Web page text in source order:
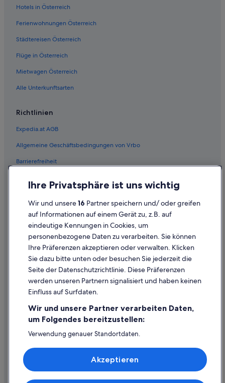
Hotels in Österreich
Ferienwohnungen Österreich
Städtereisen Österreich
Flüge in Österreich
Mietwagen Österreich
Alle Unterkunftsarten
Richtlinien
Expedia.at AGB
Allgemeine Geschäftsbedingungen von Vrbo
Barrierefreiheit
Rechtliche Hinweise/Kontakt
Inhaltsrichtlinien und Melden von Inhalten
Hilfe
Hilfe
Rückerstattungsprozess und Zeitrahmen
Buchen Sie einen Flug mit einer Gutschrift bei der Fluggesellschaft
Internationale Reisedokumente
Ihre Privatsphäre ist uns wichtig
Wir und unsere16 Partner speichern und/ oder greifen
auf Informationen auf einem Gerät zu, z.B. auf
eindeutige Kennungen in Cookies, um
personenbezogene Daten zu verarbeiten. Sie können
Ihre Präferenzen akzeptieren oder verwalten. Klicken
Sie dazu bitte unten oder besuchen Sie jederzeit die
Seite der Datenschutzrichtlinie. Diese Präferenzen
werden unseren Partnern signalisiert und haben keinen
Einfluss auf Surfdaten.
Wir und unsere Partner verarbeiten Daten,
um Folgendes bereitzustellen:
Verwendung genauer Standortdaten.
Speichern von oder Zugriff auf Informationen auf einem
Endgerät. Personalisierte Werbung und Inhalte, Messung
von Werbeleistung und der Performance von Inhalten,
Akzeptieren